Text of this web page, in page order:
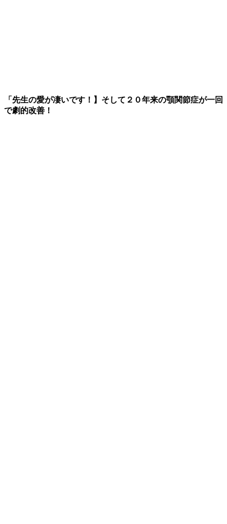
「先生の愛が凄いです！】そして２０年来の顎関節症が一回
で劇的改善！